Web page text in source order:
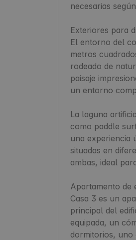
necesarias
Exteriores para
El entorno del
metros
rodeado de
paisaje
un entorno
La laguna
como paddle
una experiencia
situadas en
ambas, ideal
Apartamento de
Casa 3 es un
principal del
equipada, un
dormitorios, uno